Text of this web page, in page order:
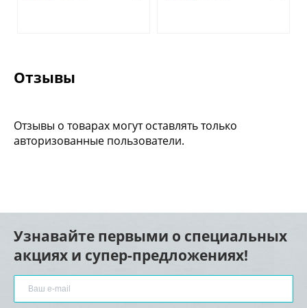
Отзывы
Отзывы о товарах могут оставлять только
авторизованные пользователи.
Узнавайте первыми о специальных
акциях и супер-предложениях!